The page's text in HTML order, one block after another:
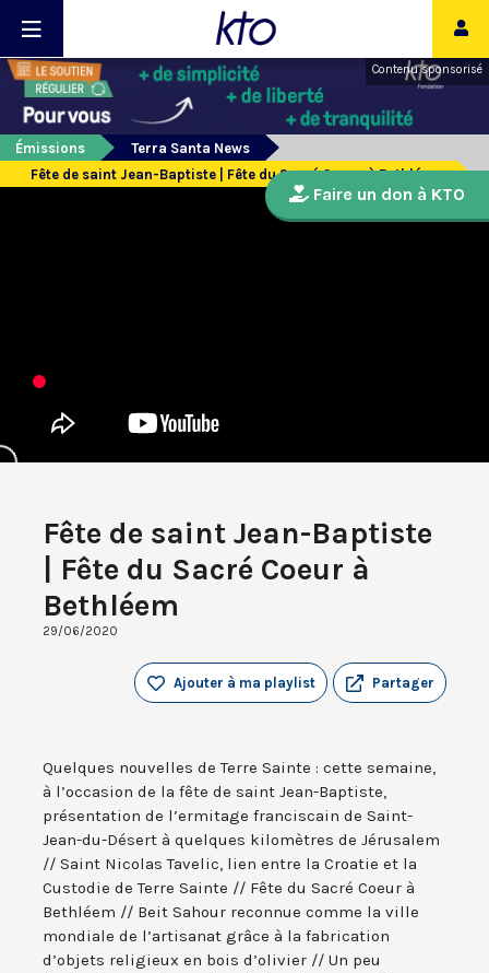
Contenu sponsorisé
Émissions
Terra Santa News
Fête de saint Jean-Baptiste | Fête du Sacré Coeur à Bethléem
Fête de saint Jean-Baptiste
| Fête du Sacré Coeur à
Bethléem
29/06/2020
Partager
Ajouter à ma playlist
Quelques nouvelles de Terre Sainte : cette semaine,
à l’occasion de la fête de saint Jean-Baptiste,
présentation de l’ermitage franciscain de Saint-
Jean-du-Désert à quelques kilomètres de Jérusalem
// Saint Nicolas Tavelic, lien entre la Croatie et la
Custodie de Terre Sainte // Fête du Sacré Coeur à
Bethléem // Beit Sahour reconnue comme la ville
mondiale de l’artisanat grâce à la fabrication
d’objets religieux en bois d’olivier // Un peu
Faire un don à KTO